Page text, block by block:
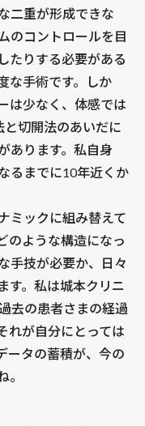
二重が形成できな
のコントロールを目
たりする必要がある
な手術です。しか
は少なく、体感では
切開法のあいだに
あります。私自身
るまでに10年近くか
ミックに組み替えて
のような構造になっ
手技が必要か、日々
す。私は城本クリニ
去の患者さまの経過
れが自分にとっては
ータの蓄積が、今の
。